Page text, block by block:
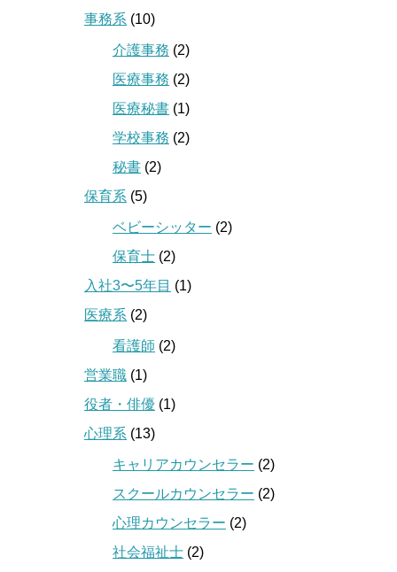
事務系 (10)
介護事務 (2)
医療事務 (2)
医療秘書 (1)
学校事務 (2)
秘書 (2)
保育系 (5)
ベビーシッター (2)
保育士 (2)
入社3〜5年目 (1)
医療系 (2)
看護師 (2)
営業職 (1)
役者・俳優 (1)
心理系 (13)
キャリアカウンセラー (2)
スクールカウンセラー (2)
心理カウンセラー (2)
社会福祉士 (2)